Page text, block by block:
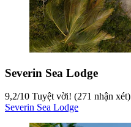
Severin Sea Lodge
9,2/10 Tuyệt vời! (271 nhận xét)
Severin Sea Lodge